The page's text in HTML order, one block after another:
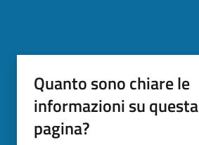
Quanto sono chiare le
informazioni su questa
pagina?